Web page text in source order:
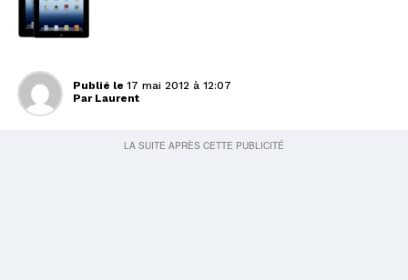
Publié le 17 mai 2012 à 12:07
Par Laurent